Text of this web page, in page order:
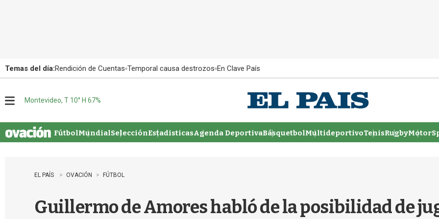
Temas del día:Rendición de Cuentas Temporal causa destrozos En Clave País
u
Montevideo, T 10° H 67%
FútbolMundialSelecciónEstadisticasAgenda DeportivaBásquetbolMultideportivoTenisRugby
EL PAÍS OVACIÓN FÚTBOL
Guillermo de Amores habló de la posibilidad de